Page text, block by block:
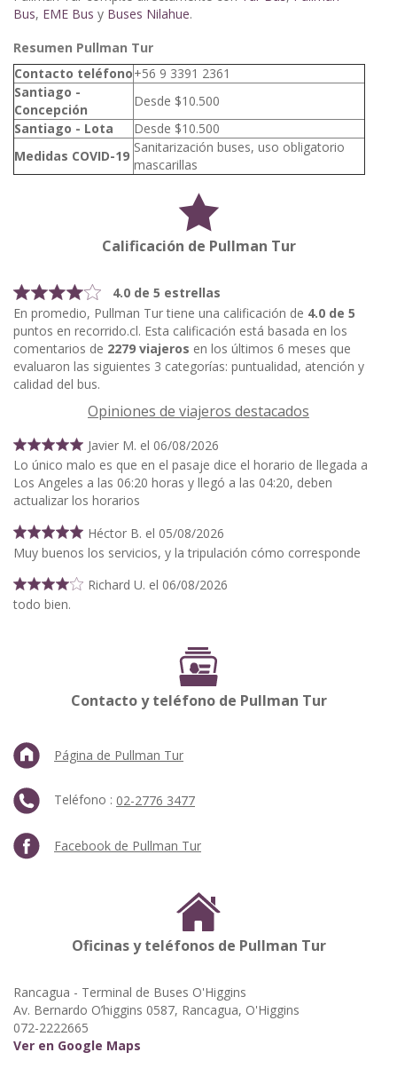
Bus, EME Bus y Buses Nilahue.
Resumen Pullman Tur
Contacto teléfono+56 9 3391 2361
Santiago -
Concepción
Desde $10.500
Santiago - Lota
Desde $10.500
Medidas COVID-19
Sanitarización buses, uso obligatorio
mascarillas
Calificación de Pullman Tur
4.0 de 5 estrellas
En promedio, Pullman Tur tiene una calificación de 4.0 de 5
puntos en recorrido.cl. Esta calificación está basada en los
comentarios de 2279 viajeros en los últimos 6 meses que
evaluaron las siguientes 3 categorías: puntualidad, atención y
calidad del bus.
Opiniones de viajeros destacados
Javier M. el 06/08/2026
Lo único malo es que en el pasaje dice el horario de llegada a
Los Angeles a las 06:20 horas y llegó a las 04:20, deben
actualizar los horarios
Héctor B. el 05/08/2026
Muy buenos los servicios, y la tripulación cómo corresponde
Richard U. el 06/08/2026
todo bien.
Contacto y teléfono de Pullman Tur
Página de Pullman Tur
Teléfono : 02-2776 3477
Facebook de Pullman Tur
Oficinas y teléfonos de Pullman Tur
Rancagua - Terminal de Buses O'Higgins
Av. Bernardo O’higgins 0587, Rancagua, O'Higgins
072-2222665
Ver en Google Maps